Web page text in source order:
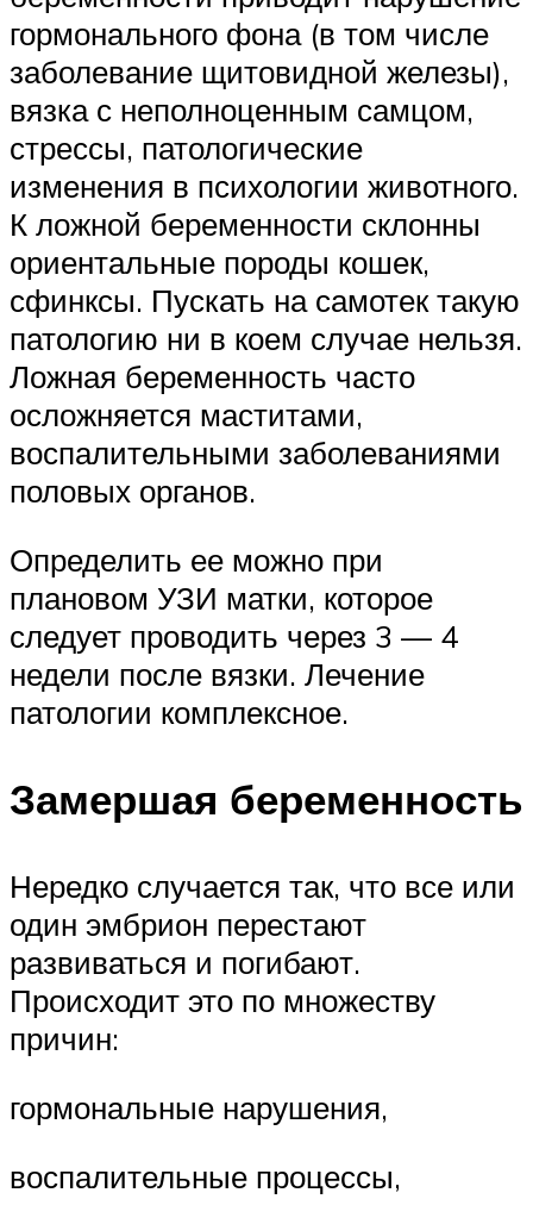
гормонального фона (в том числе
заболевание щитовидной железы),
вязка с неполноценным самцом,
стрессы, патологические
изменения в психологии животного.
К ложной беременности склонны
ориентальные породы кошек,
сфинксы. Пускать на самотек такую
патологию ни в коем случае нельзя.
Ложная беременность часто
осложняется маститами,
воспалительными заболеваниями
половых органов.
Определить ее можно при
плановом УЗИ матки, которое
следует проводить через 3 — 4
недели после вязки. Лечение
патологии комплексное.
Замершая беременность
Нередко случается так, что все или
один эмбрион перестают
развиваться и погибают.
Происходит это по множеству
причин:
гормональные нарушения,
воспалительные процессы,